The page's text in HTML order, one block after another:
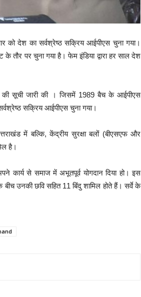
को देश का सर्वश्रेष्ठ सक्रिय आईपीएस चुना गया।
तौर पर चुना गया है। फेम इंडिया द्वारा हर साल देश
की सूची जारी की । जिसमें 1989 बैच के आईपीएस
सक्रिय आईपीएस चुना गया।
में बल्कि, केंद्रीय सुरक्षा बलों (बीएसएफ और
है।
कार्य से समाज में अभूतपूर्व योगदान दिया हो। इस
उनकी छवि सहित 11 बिंदु शामिल होते हैं। सर्वे के